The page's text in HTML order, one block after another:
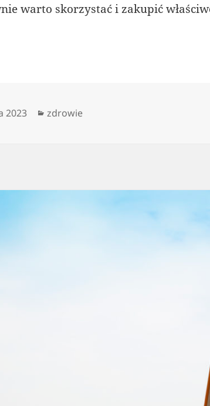
warto skorzystać i zakupić
2023 Kategorie
zdrowie